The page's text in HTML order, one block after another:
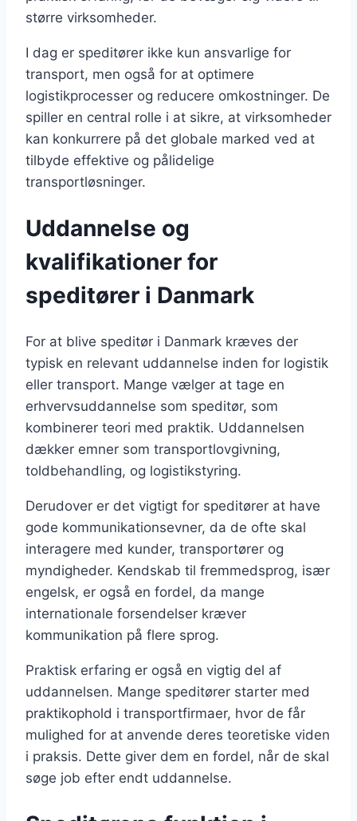
større virksomheder.
I dag er speditører ikke kun ansvarlige for
transport, men også for at optimere
logistikprocesser og reducere omkostninger. De
spiller en central rolle i at sikre, at virksomheder
kan konkurrere på det globale marked ved at
tilbyde effektive og pålidelige
transportløsninger.
Uddannelse og
kvalifikationer for
speditører i Danmark
For at blive speditør i Danmark kræves der
typisk en relevant uddannelse inden for logistik
eller transport. Mange vælger at tage en
erhvervsuddannelse som speditør, som
kombinerer teori med praktik. Uddannelsen
dækker emner som transportlovgivning,
toldbehandling, og logistikstyring.
Derudover er det vigtigt for speditører at have
gode kommunikationsevner, da de ofte skal
interagere med kunder, transportører og
myndigheder. Kendskab til fremmedsprog, især
engelsk, er også en fordel, da mange
internationale forsendelser kræver
kommunikation på flere sprog.
Praktisk erfaring er også en vigtig del af
uddannelsen. Mange speditører starter med
praktikophold i transportfirmaer, hvor de får
mulighed for at anvende deres teoretiske viden
i praksis. Dette giver dem en fordel, når de skal
søge job efter endt uddannelse.